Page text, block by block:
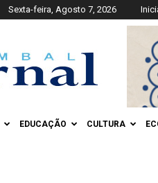
Sexta-feira, Agosto 7, 2026
EDUCAÇÃO CULTURA